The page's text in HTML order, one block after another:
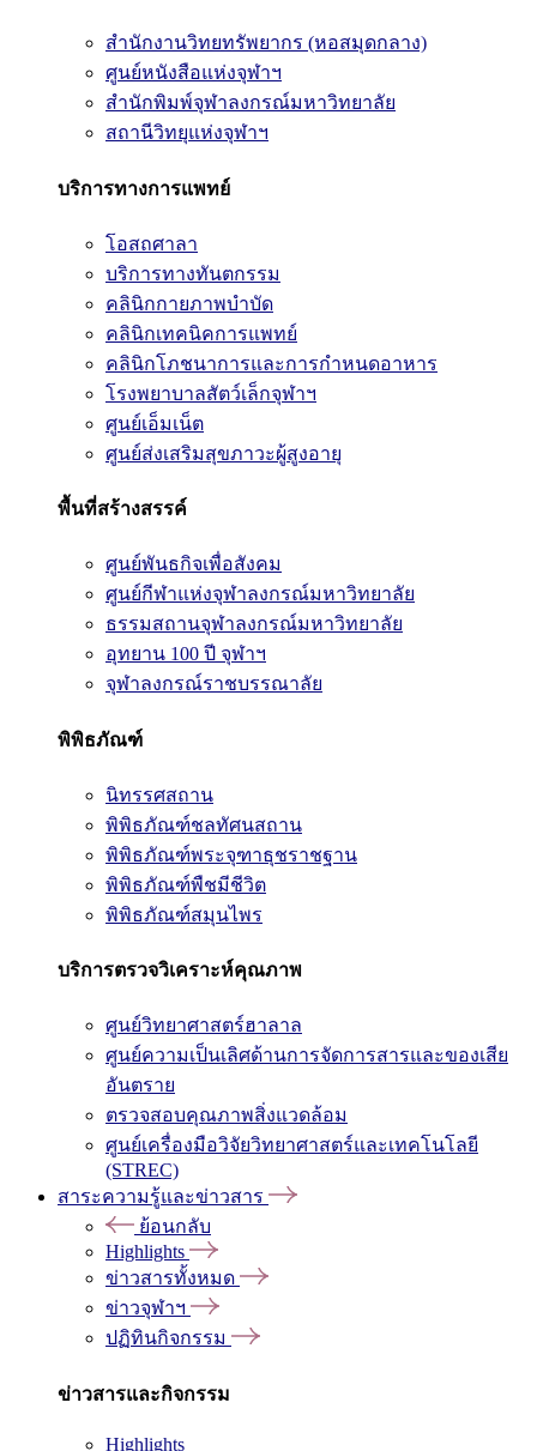
สำนักงานวิทยทรัพยากร (หอสมุดกลาง)
ศูนย์หนังสือแห่งจุฬาฯ
สำนักพิมพ์จุฬาลงกรณ์มหาวิทยาลัย
สถานีวิทยุแห่งจุฬาฯ
บริการทางการแพทย์
โอสถศาลา
บริการทางทันตกรรม
คลินิกกายภาพบำบัด
คลินิกเทคนิคการแพทย์
คลินิกโภชนาการและการกำหนดอาหาร
โรงพยาบาลสัตว์เล็กจุฬาฯ
ศูนย์เอ็มเน็ต
ศูนย์ส่งเสริมสุขภาวะผู้สูงอายุ
พื้นที่สร้างสรรค์
ศูนย์พันธกิจเพื่อสังคม
ศูนย์กีฬาแห่งจุฬาลงกรณ์มหาวิทยาลัย
ธรรมสถานจุฬาลงกรณ์มหาวิทยาลัย
อุทยาน 100 ปี จุฬาฯ
จุฬาลงกรณ์ราชบรรณาลัย
พิพิธภัณฑ์
นิทรรศสถาน
พิพิธภัณฑ์ชลทัศนสถาน
พิพิธภัณฑ์พระจุฑาธุชราชฐาน
พิพิธภัณฑ์พืชมีชีวิต
พิพิธภัณฑ์สมุนไพร
บริการตรวจวิเคราะห์คุณภาพ
ศูนย์วิทยาศาสตร์ฮาลาล
ศูนย์ความเป็นเลิศด้านการจัดการสารและของเสีย
อันตราย
ตรวจสอบคุณภาพสิ่งแวดล้อม
ศูนย์เครื่องมือวิจัยวิทยาศาสตร์และเทคโนโลยี
(STREC)
สาระความรู้และข่าวสาร
ย้อนกลับ
Highlights
ข่าวสารทั้งหมด
ข่าวจุฬาฯ
ปฏิทินกิจกรรม
ข่าวสารและกิจกรรม
Highlights